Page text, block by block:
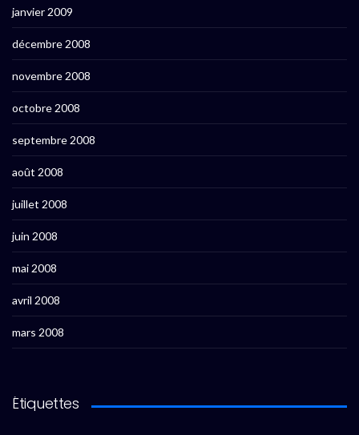
janvier 2009
décembre 2008
novembre 2008
octobre 2008
septembre 2008
août 2008
juillet 2008
juin 2008
mai 2008
avril 2008
mars 2008
Étiquettes